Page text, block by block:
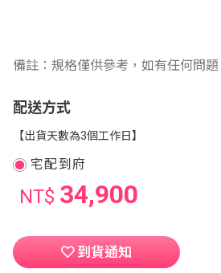
備註：規格僅供參考，如有任何問
配送方式
【出貨天數為3個工作日】
宅配到府
NT$ 34,900
到貨通知